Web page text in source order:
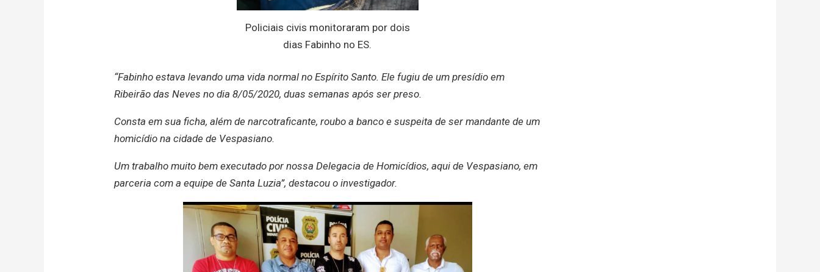
Policiais civis monitoraram por dois
dias Fabinho no ES.
“Fabinho estava levando uma vida normal no Espírito Santo. Ele fugiu de um presídio em
Ribeirão das Neves no dia 8/05/2020, duas semanas após ser preso.
Consta em sua ficha, além de narcotraficante, roubo a banco e suspeita de ser mandante de um
homicídio na cidade de Vespasiano.
Um trabalho muito bem executado por nossa Delegacia de Homicídios, aqui de Vespasiano, em
parceria com a equipe de Santa Luzia”, destacou o investigador.